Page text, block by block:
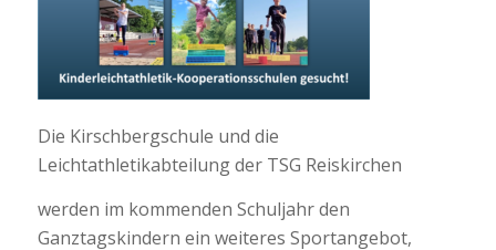
Die Kirschbergschule und die
Leichtathletikabteilung der TSG Reiskirchen
werden im kommenden Schuljahr den
Ganztagskindern ein weiteres Sportangebot,